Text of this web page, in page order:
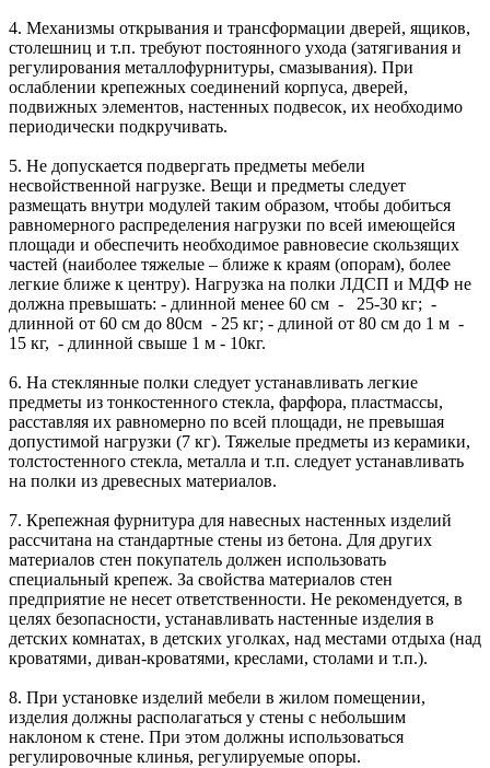
4. Механизмы открывания и трансформации дверей, ящиков,
столешниц и т.п. требуют постоянного ухода (затягивания и
регулирования металлофурнитуры, смазывания). При
ослаблении крепежных соединений корпуса, дверей,
подвижных элементов, настенных подвесок, их необходимо
периодически подкручивать.
5. Не допускается подвергать предметы мебели
несвойственной нагрузке. Вещи и предметы следует
размещать внутри модулей таким образом, чтобы добиться
равномерного распределения нагрузки по всей имеющейся
площади и обеспечить необходимое равновесие скользящих
частей (наиболее тяжелые – ближе к краям (опорам), более
легкие ближе к центру). Нагрузка на полки ЛДСП и МДФ не
должна превышать: - длинной менее 60 см - 25-30 кг; -
длинной от 60 см до 80см - 25 кг; - длиной от 80 см до 1 м -
15 кг, - длинной свыше 1 м - 10кг.
6. На стеклянные полки следует устанавливать легкие
предметы из тонкостенного стекла, фарфора, пластмассы,
расставляя их равномерно по всей площади, не превышая
допустимой нагрузки (7 кг). Тяжелые предметы из керамики,
толстостенного стекла, металла и т.п. следует устанавливать
на полки из древесных материалов.
7. Крепежная фурнитура для навесных настенных изделий
рассчитана на стандартные стены из бетона. Для других
материалов стен покупатель должен использовать
специальный крепеж. За свойства материалов стен
предприятие не несет ответственности. Не рекомендуется, в
целях безопасности, устанавливать настенные изделия в
детских комнатах, в детских уголках, над местами отдыха (над
кроватями, диван-кроватями, креслами, столами и т.п.).
8. При установке изделий мебели в жилом помещении,
изделия должны располагаться у стены с небольшим
наклоном к стене. При этом должны использоваться
регулировочные клинья, регулируемые опоры.